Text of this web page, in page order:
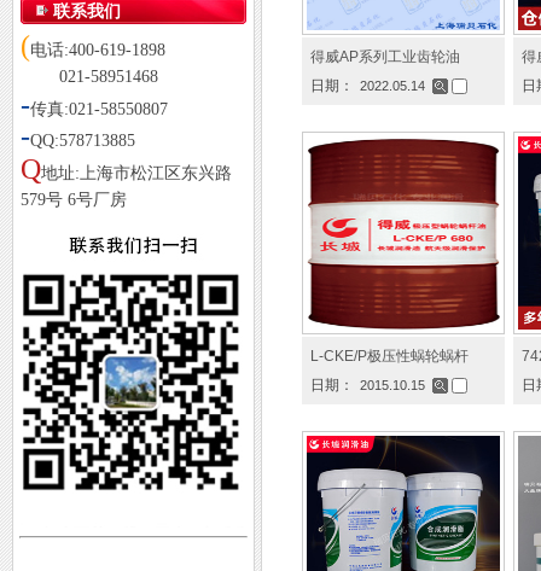
联系我们
(电话:400-619-1898
021-58951468
-传真:021-58550807
-QQ:578713885
Q地址:上海市松江区东兴路
579号 6号厂房
得威AP系列工业齿轮油
日期：
2022.05.14
得
日
L-CKE/P极压性蜗轮蜗杆
日期：
2015.10.15
日